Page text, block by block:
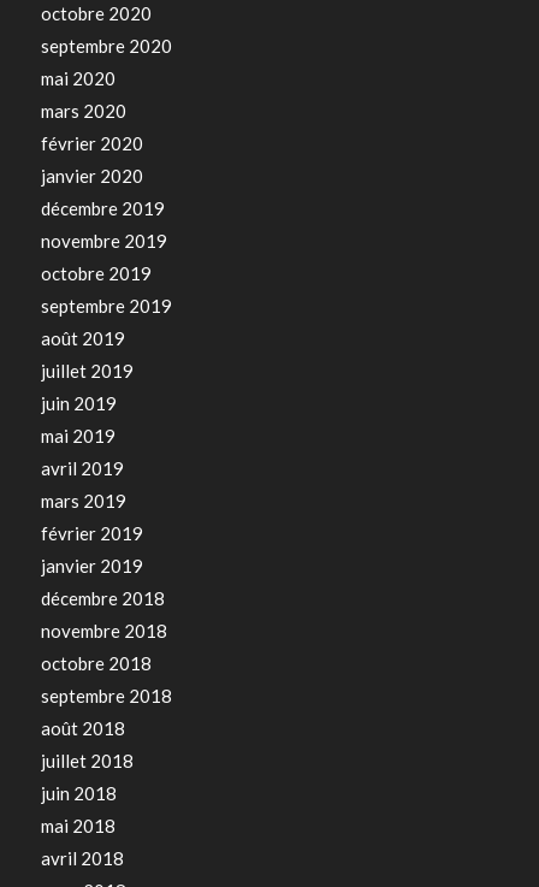
octobre 2020
septembre 2020
mai 2020
mars 2020
février 2020
janvier 2020
décembre 2019
novembre 2019
octobre 2019
septembre 2019
août 2019
juillet 2019
juin 2019
mai 2019
avril 2019
mars 2019
février 2019
janvier 2019
décembre 2018
novembre 2018
octobre 2018
septembre 2018
août 2018
juillet 2018
juin 2018
mai 2018
avril 2018